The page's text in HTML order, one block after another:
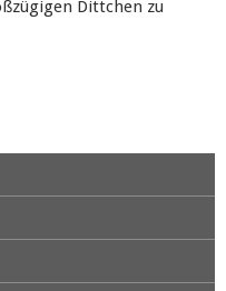
Dittchen zu